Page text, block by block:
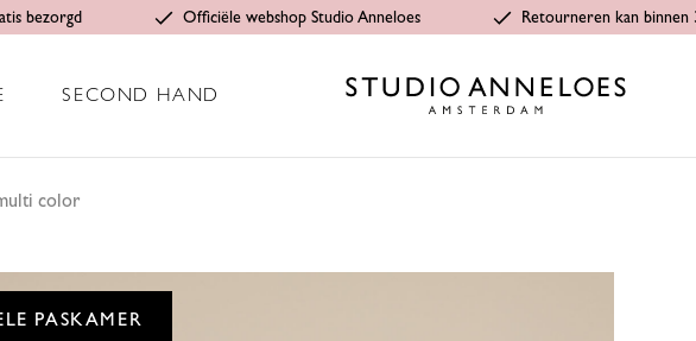
bezorgd Officiële webshop Studio Anneloes Retourneren kan binnen
SECOND HAND
color
PASKAMER